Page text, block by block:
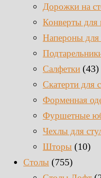
Дорожки на
Конверты для
Напероны для
Салфетки (43)
Скатерти для
Форменная
Фуршетные
Чехлы для
Шторы (10)
Столы (755)